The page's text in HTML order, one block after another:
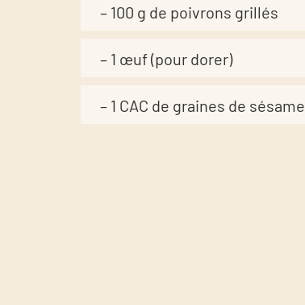
– 100 g de poivrons grillés
– 1 œuf (pour dorer)
– 1 CAC de graines de sésame